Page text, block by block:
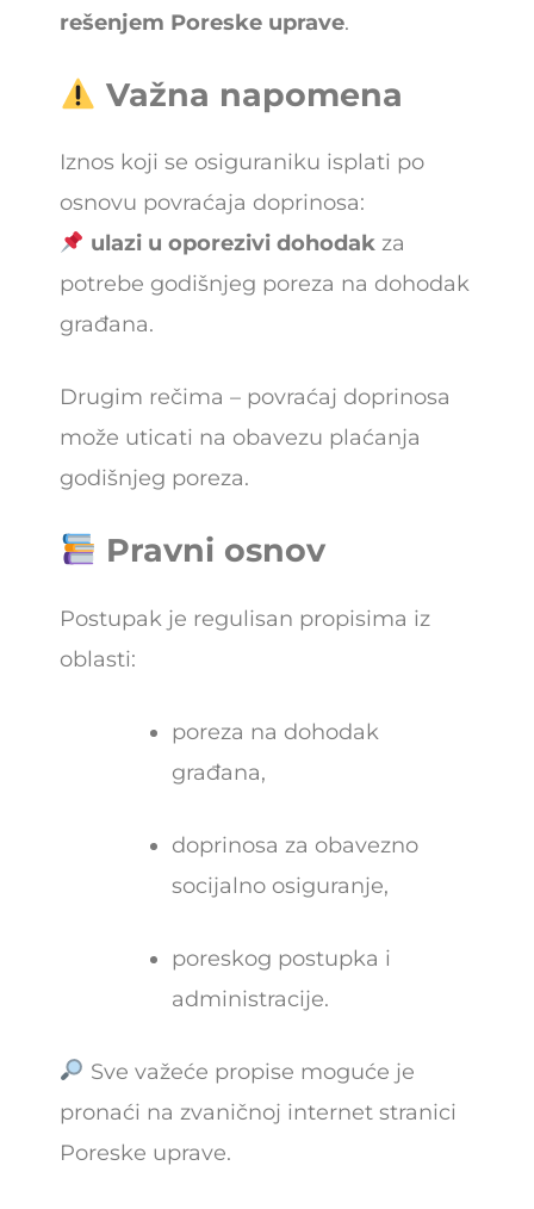
rešenjem Poreske uprave.
Važna napomena
Iznos koji se osiguraniku isplati po
osnovu povraćaja doprinosa:
ulazi u oporezivi dohodakza
potrebe godišnjeg poreza na dohodak
građana.
Drugim rečima – povraćaj doprinosa
može uticati na obavezu plaćanja
godišnjeg poreza.
Pravni osnov
Postupak je regulisan propisima iz
oblasti:
poreza na dohodak
građana,
doprinosa za obavezno
socijalno osiguranje,
poreskog postupka i
administracije.
Sve važeće propise moguće je
pronaći na zvaničnoj internet stranici
Poreske uprave.